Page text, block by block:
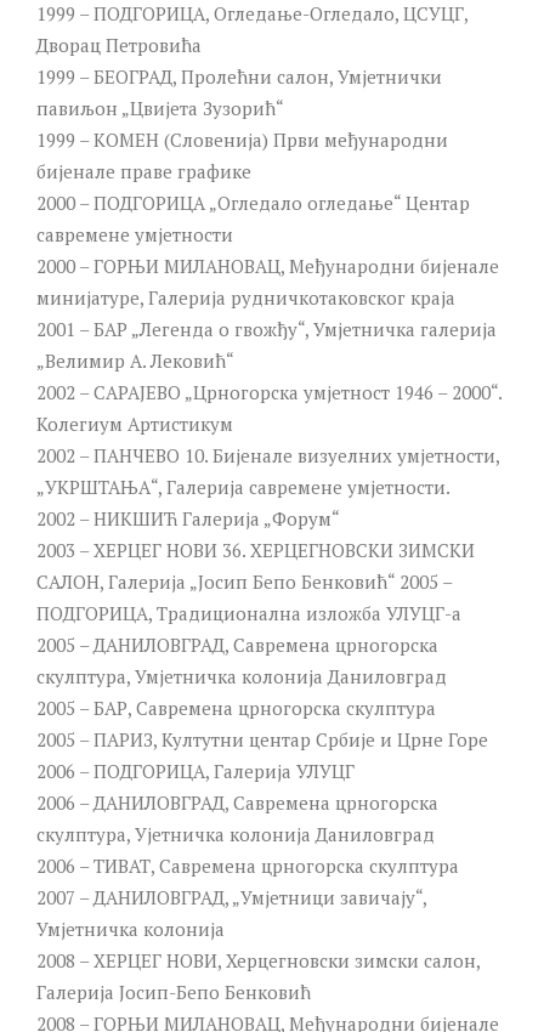
1999 – ПОДГОРИЦА, Огледање-Огледало, ЦСУЦГ,
Дворац Петровића
1999 – БЕОГРАД, Пролећни салон, Умјетнички
павиљон „Цвијета Зузорић“
1999 – КОМЕН (Словенија) Први међународни
бијенале праве графике
2000 – ПОДГОРИЦА „Огледало огледање“ Центар
савремене умјетности
2000 – ГОРЊИ МИЛАНОВАЦ, Међународни бијенале
минијатуре, Галерија рудничкотаковског краја
2001 – БАР „Легенда о гвожђу“, Умјетничка галерија
„Велимир А. Лековић“
2002 – САРАЈЕВО „Црногорска умјетност 1946 – 2000“.
Колегиум Артистикум
2002 – ПАНЧЕВО 10. Бијенале визуелних умјетности,
„УКРШТАЊА“, Галерија савремене умјетности.
2002 – НИКШИЋ Галерија „Форум“
2003 – ХЕРЦЕГ НОВИ 36. ХЕРЦЕГНОВСКИ ЗИМСКИ
САЛОН, Галерија „Јосип Бепо Бенковић“ 2005 –
ПОДГОРИЦА, Традиционална изложба УЛУЦГ-а
2005 – ДАНИЛОВГРАД, Савремена црногорска
скулптура, Умјетничка колонија Даниловград
2005 – БАР, Савремена црногорска скулптура
2005 – ПАРИЗ, Култутни центар Србије и Црне Горе
2006 – ПОДГОРИЦА, Галерија УЛУЦГ
2006 – ДАНИЛОВГРАД, Савремена црногорска
скулптура, Ујетничка колонија Даниловград
2006 – ТИВАТ, Савремена црногорска скулптура
2007 – ДАНИЛОВГРАД, „Умјетници завичају“,
Умјетничка колонија
2008 – ХЕРЦЕГ НОВИ, Херцегновски зимски салон,
Галерија Јосип-Бепо Бенковић
2008 – ГОРЊИ МИЛАНОВАЦ, Међународни бијенале